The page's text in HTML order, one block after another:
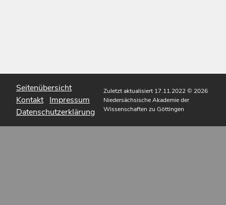
Seitenübersicht
Kontakt Impressum
Datenschutzerklärung
Zuletzt aktualisiert 17.11.2022© 2026
Niedersächsische Akademie der
Wissenschaften zu Göttingen